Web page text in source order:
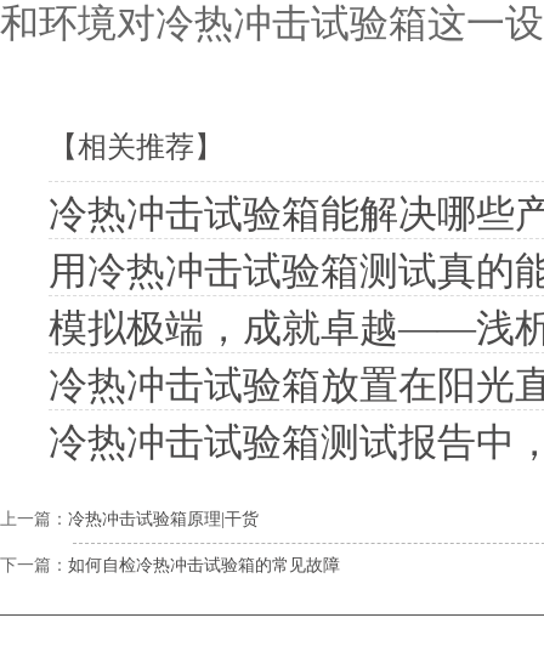
和环境对冷热冲击试验箱这一
【相关推荐】
冷热冲击试验箱能解决哪些
用冷热冲击试验箱测试真的
模拟极端，成就卓越——浅
冷热冲击试验箱放置在阳光
冷热冲击试验箱测试报告中
上一篇： 冷热冲击试验箱原理|干货
下一篇： 如何自检冷热冲击试验箱的常见故障